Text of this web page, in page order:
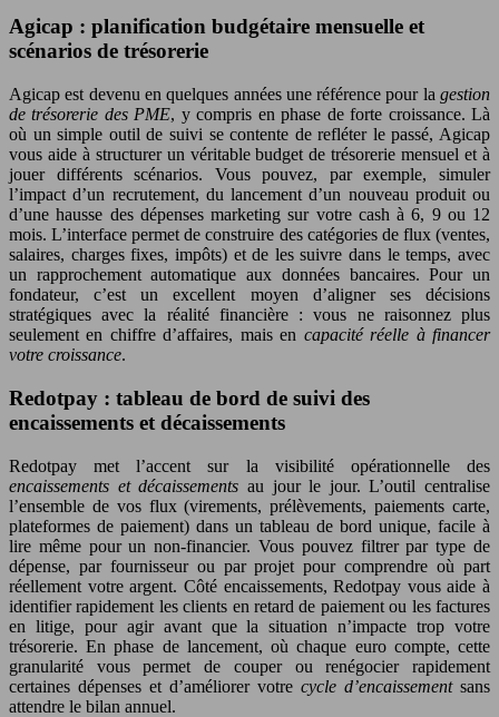
Agicap : planification budgétaire mensuelle et
scénarios de trésorerie
Agicap est devenu en quelques années une référence pour la gestion
de trésorerie des PME, y compris en phase de forte croissance. Là
où un simple outil de suivi se contente de refléter le passé, Agicap
vous aide à structurer un véritable budget de trésorerie mensuel et à
jouer différents scénarios. Vous pouvez, par exemple, simuler
l’impact d’un recrutement, du lancement d’un nouveau produit ou
d’une hausse des dépenses marketing sur votre cash à 6, 9 ou 12
mois. L’interface permet de construire des catégories de flux (ventes,
salaires, charges fixes, impôts) et de les suivre dans le temps, avec
un rapprochement automatique aux données bancaires. Pour un
fondateur, c’est un excellent moyen d’aligner ses décisions
stratégiques avec la réalité financière : vous ne raisonnez plus
seulement en chiffre d’affaires, mais en capacité réelle à financer
votre croissance.
Redotpay : tableau de bord de suivi des
encaissements et décaissements
Redotpay met l’accent sur la visibilité opérationnelle des
encaissements et décaissements au jour le jour. L’outil centralise
l’ensemble de vos flux (virements, prélèvements, paiements carte,
plateformes de paiement) dans un tableau de bord unique, facile à
lire même pour un non-financier. Vous pouvez filtrer par type de
dépense, par fournisseur ou par projet pour comprendre où part
réellement votre argent. Côté encaissements, Redotpay vous aide à
identifier rapidement les clients en retard de paiement ou les factures
en litige, pour agir avant que la situation n’impacte trop votre
trésorerie. En phase de lancement, où chaque euro compte, cette
granularité vous permet de couper ou renégocier rapidement
certaines dépenses et d’améliorer votre cycle d’encaissementsans
attendre le bilan annuel.